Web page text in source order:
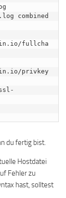
combined
fullcha
privkey
du fertig bist.
Hostdatei
Fehler zu
hast, solltest